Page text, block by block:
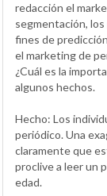
redacción el
segmentación,
fines de
el marketing de
¿Cuál es la
algunos hechos.
Hecho: Los
periódico. Una
claramente que
proclive a leer un
edad.